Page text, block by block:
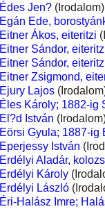
Édes Jen?(Irodalom)
Egán Ede,
Eitner Ákos, eiteritzi
Eitner Sándor,
Eitner Sándor,
Eitner Zsigmond,
Ejury Lajos
Éles Károly; 1882-ig
El?d István
Eörsi Gyula; 1887-ig
Eperjessy István
Erdélyi Aladár,
Erdélyi Károly
Erdélyi László
Éri-Halász Imre;